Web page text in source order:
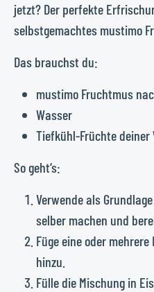
jetzt? Der perfekte
selbstgemachtes mustimo
Das brauchst du:
mustimo Fruchtmus
Wasser
Tiefkühl-Früchte deiner
So geht‘s:
Verwende als
selber machen und
Füge eine oder
hinzu.
Fülle die Mischung in